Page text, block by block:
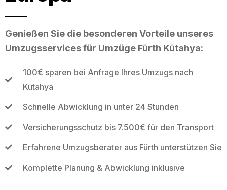
Genießen Sie die besonderen Vorteile unseres
Umzugsservices für Umzüge Fürth Kütahya:
100€ sparen bei Anfrage Ihres Umzugs nach
Kütahya
Schnelle Abwicklung in unter 24 Stunden
Versicherungsschutz bis 7.500€ für den Transport
Erfahrene Umzugsberater aus Fürth unterstützen Sie
Komplette Planung & Abwicklung inklusive